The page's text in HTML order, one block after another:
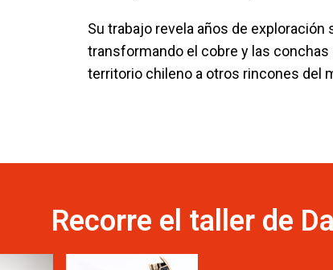
Su trabajo revela años de exploración
transformando el cobre y las
territorio chileno a otros rincones del
Recorre el taller de